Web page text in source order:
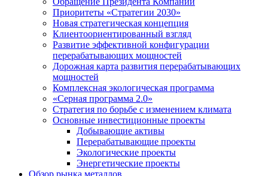
Приоритеты «Стратегии 2030»
Новая стратегическая концепция
Клиентоориентированный взгляд
Развитие эффективной конфигурации
перерабатывающих мощностей
Дорожная карта развития перерабатывающих
мощностей
Комплексная экологическая программа
«Серная программа 2.0»
Стратегия по борьбе с изменением климата
Основные инвестиционные проекты
Добывающие активы
Перерабатывающие проекты
Экологические проекты
Энергетические проекты
Обзор рынка металлов